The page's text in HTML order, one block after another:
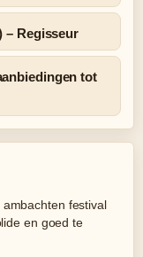
– Regisseur
tot
festival
en goed te